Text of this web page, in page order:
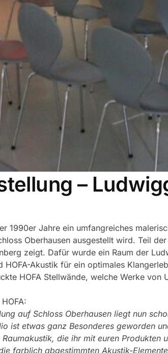
–
1990er Jahre ein umfangreiches
Oberhausen ausgestellt wird. Teil
zeigt. Dafür wurde ein Raum der
HOFA-Akustik für ein optimales
HOFA Stellwände, welche Werke von
auf Schloss Oberhausen liegt nun
ist etwas ganz Besonderes geworden
die ihr mit euren Produkten
farblich abgestimmten Akustik-